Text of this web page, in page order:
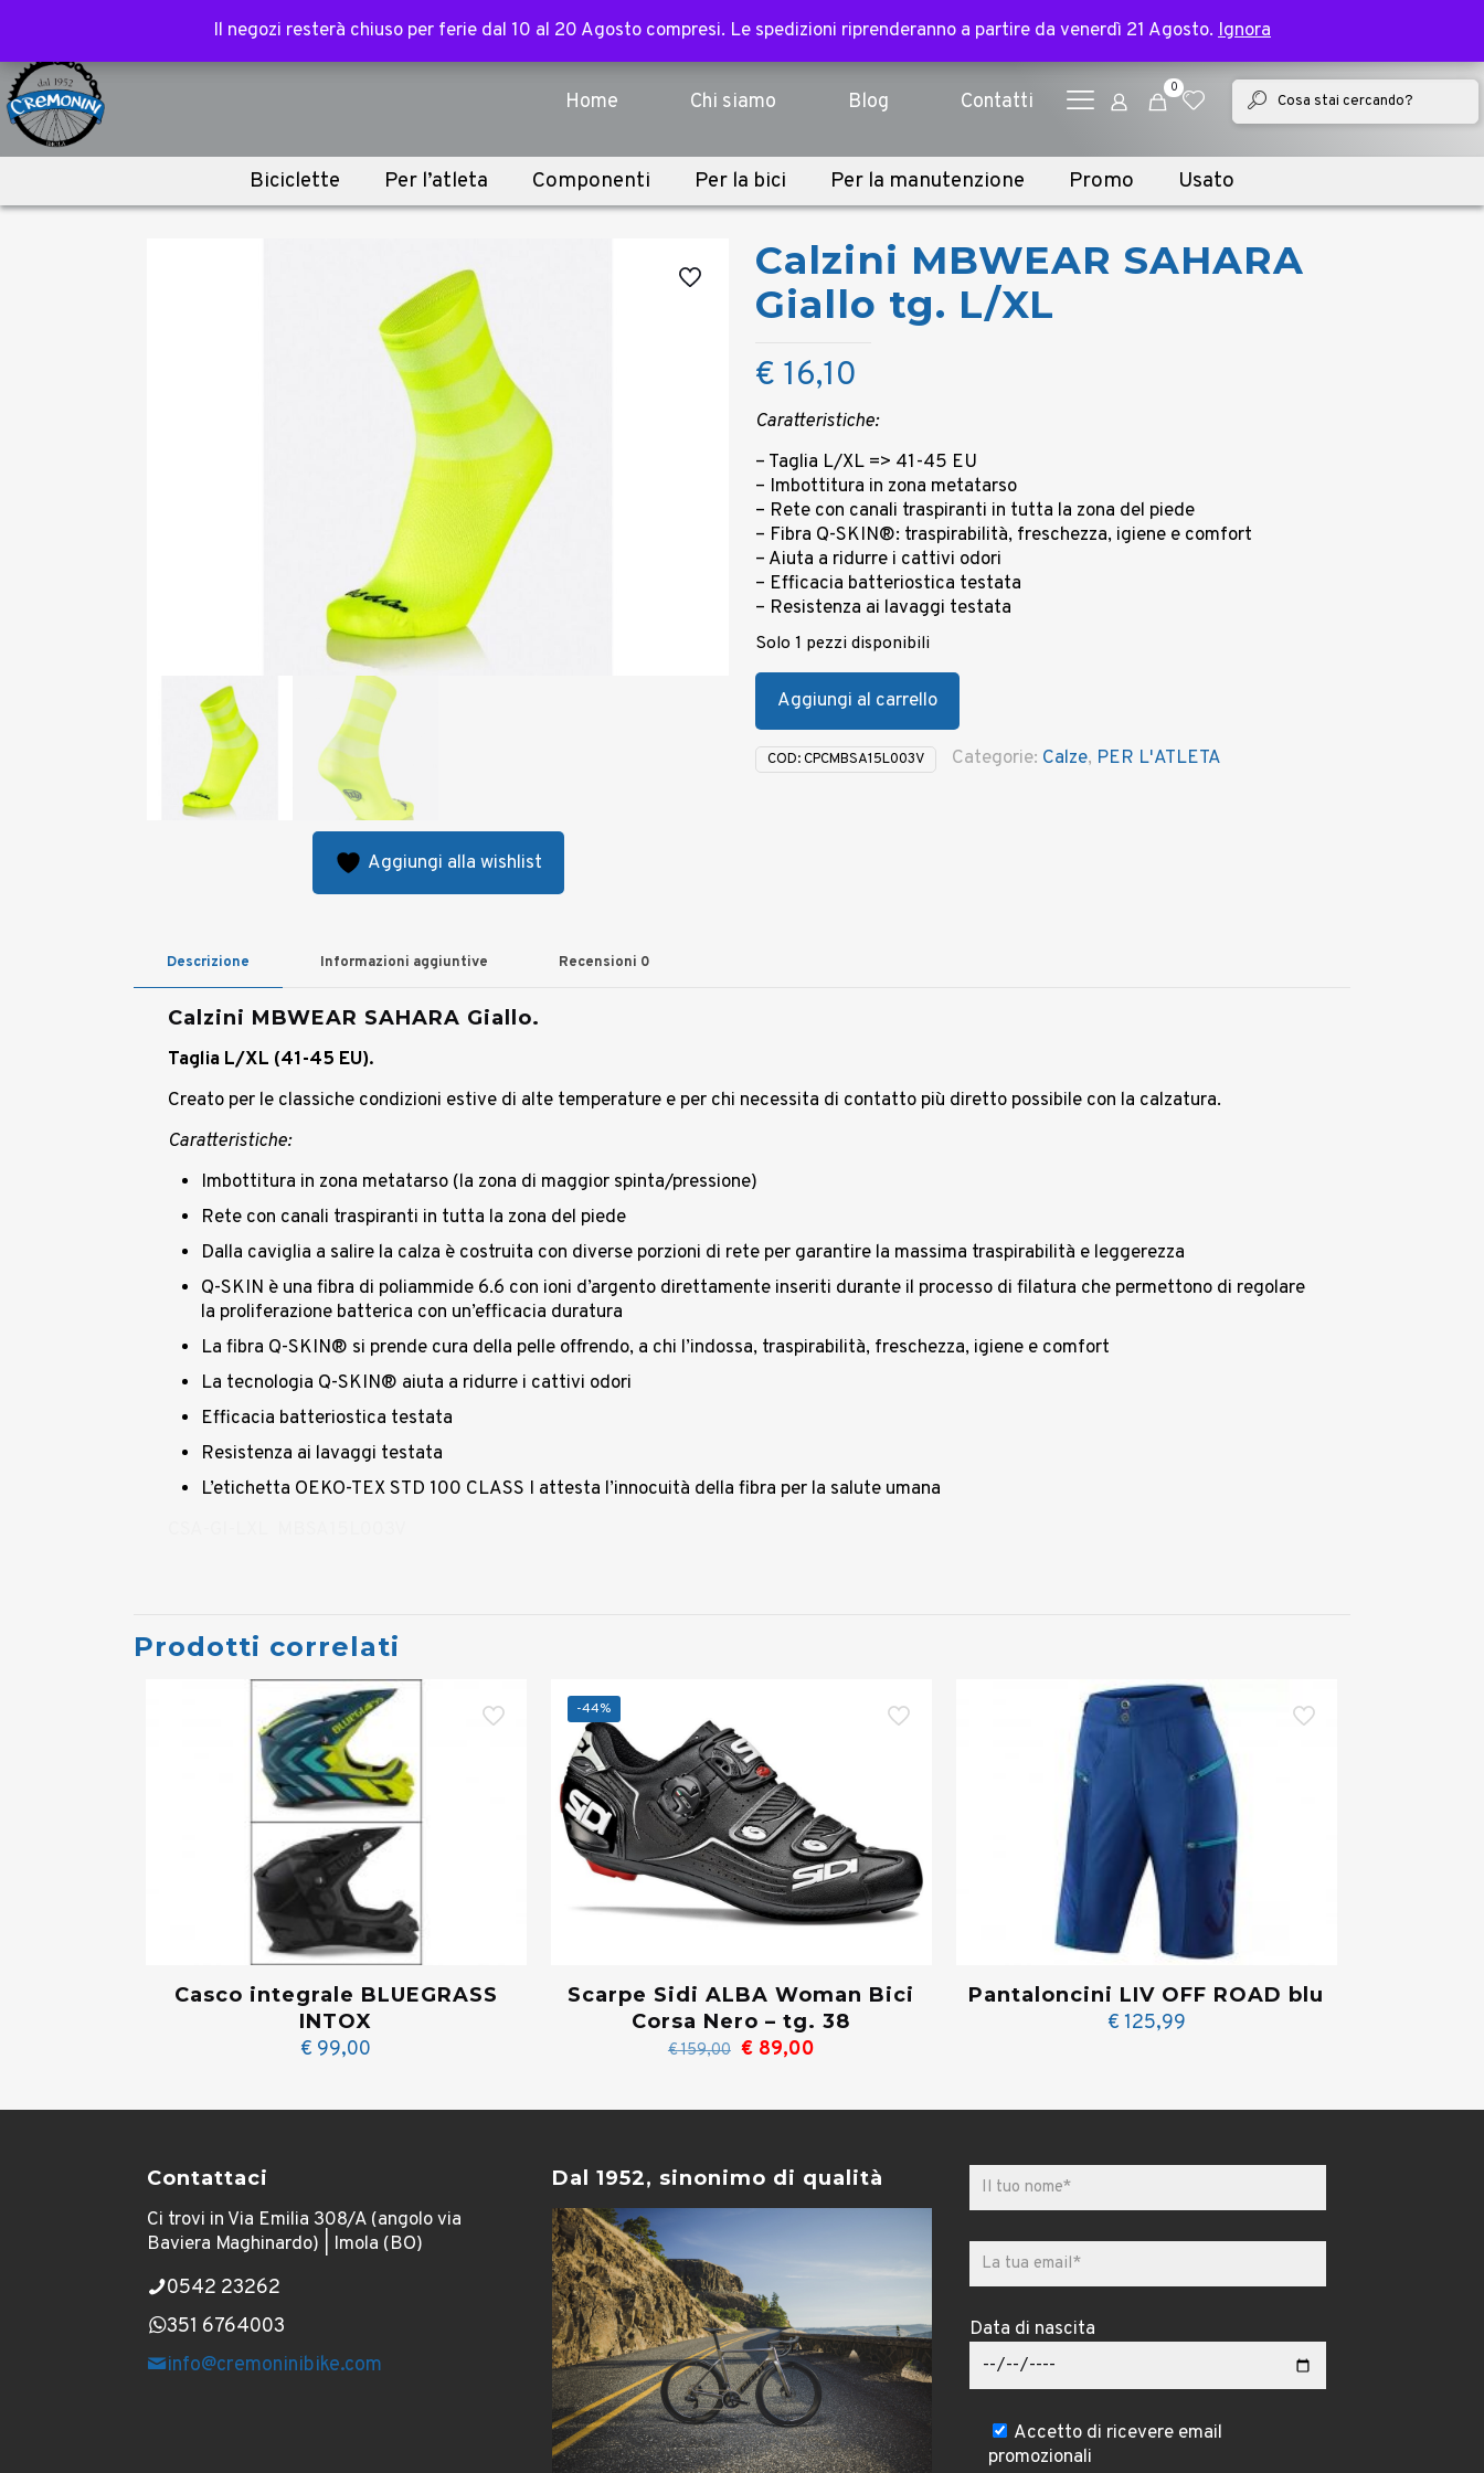
Spedizione gratuita sopra i 100€ per accessori, abbigliamento, componenti e sopra i 3.000€ per tutte le bike | Spedizione in 2 giorni lavorativi
Home Chi siamo Blog Contatti
0
Biciclette Per l’atleta Componenti Per la bici Per la manutenzione Promo Usato
Aggiungi alla wishlist
Calzini MBWEAR SAHARA
Giallo tg. L/XL
€ 16,10
Caratteristiche:
– Taglia L/XL => 41-45 EU
– Imbottitura in zona metatarso
– Rete con canali traspiranti in tutta la zona del piede
– Fibra Q-SKIN®: traspirabilità, freschezza, igiene e comfort
– Aiuta a ridurre i cattivi odori
– Efficacia batteriostica testata
– Resistenza ai lavaggi testata
Solo 1 pezzi disponibili
Aggiungi al carrello
COD:CPCMBSA15L003V Categorie: Calze, PER L'ATLETA
Descrizione Informazioni aggiuntive Recensioni 0
Calzini MBWEAR SAHARA Giallo.
Taglia L/XL (41-45 EU).
Creato per le classiche condizioni estive di alte temperature e per chi necessita di contatto più diretto possibile con la calzatura.
Caratteristiche:
Imbottitura in zona metatarso (la zona di maggior spinta/pressione)
Rete con canali traspiranti in tutta la zona del piede
Dalla caviglia a salire la calza è costruita con diverse porzioni di rete per garantire la massima traspirabilità e leggerezza
Q-SKIN è una fibra di poliammide 6.6 con ioni d’argento direttamente inseriti durante il processo di filatura che permettono di regolare
la proliferazione batterica con un’efficacia duratura
La fibra Q-SKIN® si prende cura della pelle offrendo, a chi l’indossa, traspirabilità, freschezza, igiene e comfort
La tecnologia Q-SKIN® aiuta a ridurre i cattivi odori
Efficacia batteriostica testata
Resistenza ai lavaggi testata
L’etichetta OEKO-TEX STD 100 CLASS I attesta l’innocuità della fibra per la salute umana
Prodotti correlati
Casco integrale BLUEGRASS
INTOX
€ 99,00
-44%
Scarpe Sidi ALBA Woman Bici
Corsa Nero – tg. 38
€159,00 Il
€89,00Il
Pantaloncini LIV OFF ROAD blu
€ 125,99
Contattaci
Ci trovi in Via Emilia 308/A (angolo via
Baviera Maghinardo) | Imola (BO)
0542 23262
351 6764003
info@cremoninibike.com
Dal 1952, sinonimo di qualità
Data di nascita
Accetto di ricevere email
promozionali
Il negozi resterà chiuso per ferie dal 10 al 20 Agosto compresi. Le spedizioni riprenderanno a partire da venerdì 21 Agosto. Ignora
Il negozi resterà chiuso per ferie dal 10 al 20 Agosto compresi. Le spedizioni riprenderanno a partire da venerdì 21 Agosto. Ignora